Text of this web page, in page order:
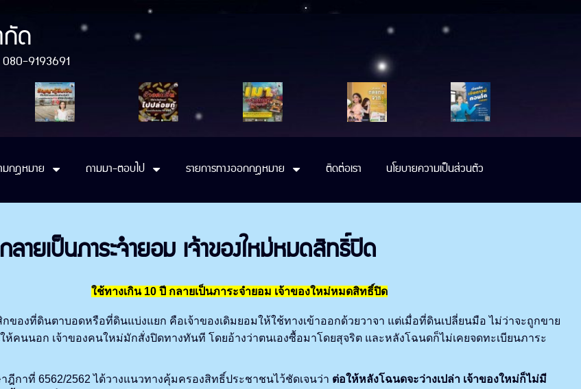
ด
080-9193691
กฎหมาย ถามมา-ตอบไป รายการทางออกกฎหมาย ติดต่อเรา นโยบายความเป็นส่วนตัว
ลายเป็นภาระจำยอม เจ้าของใหม่หมดสิทธิ์ปิด
ใช้ทางเกิน 10 ปี กลายเป็นภาระจำยอม เจ้าของใหม่หมดสิทธิ์ปิด
ที่ดินตาบอดหรือที่ดินแบ่งแยก คือเจ้าของเดิมยอมให้ใช้ทางเข้าออกด้วยวาจา แต่เมื่อที่ดินเปลี่ยนมือ ไม่ว่าจะถูกขาย
คนนอก เจ้าของคนใหม่มักสั่งปิดทางทันที โดยอ้างว่าตนเองซื้อมาโดยสุจริต และหลังโฉนดก็ไม่เคยจดทะเบียนภาระ
ที่ 6562/2562 ได้วางแนวทางคุ้มครองสิทธิ์ประชาชนไว้ชัดเจนว่า ต่อให้หลังโฉนดจะว่างเปล่า เจ้าของใหม่ก็ไม่มี